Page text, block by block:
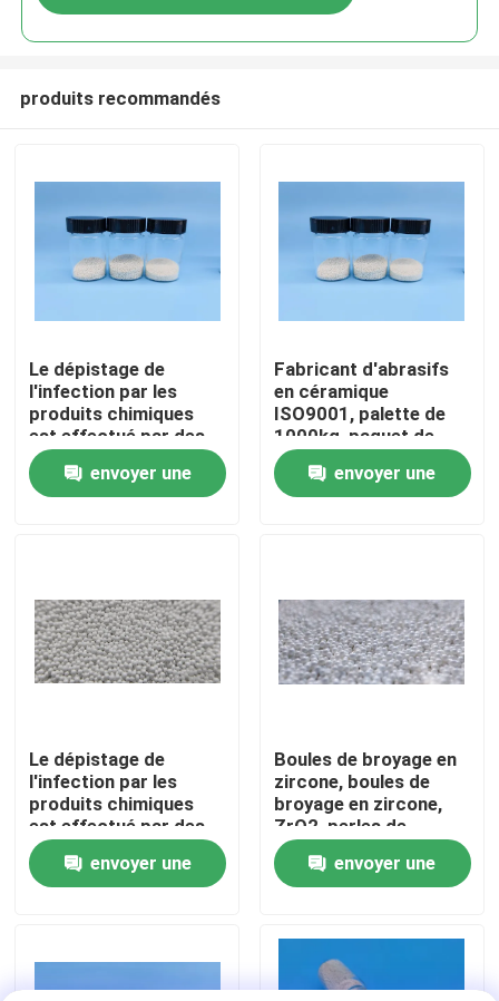
Produits
A propos de nous
Contrôle de la qualité
Demande de soumission
Médias de soufflage en céramique
Abrasif de soufflage en céramique
produits recommandés
Le dépistage de
l'infection par les
produits chimiques
est effectué par des
procédés chimiques.
envoyer une
Fabricant d'abrasifs
en céramique
ISO9001, palette de
1000kg, paquet de
tambour de 25kg,
grain de sablage en
céramique 125-
envoyer une
Le dépistage de
l'infection par les
produits chimiques
est effectué par des
procédés chimiques.
envoyer une
Boules de broyage en
zircone, boules de
broyage en zircone,
ZrO2, perles de
zircone stabilisées en
mediayttriaenvoyer une